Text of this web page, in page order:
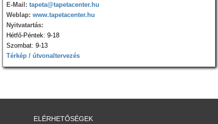
E-Mail: tapeta@tapetacenter.hu
Weblap: www.tapetacenter.hu
Nyitvatartás:
Hétfő-Péntek: 9-18
Szombat: 9-13
Térkép / útvonaltervezés
ELÉRHETŐSÉGEK